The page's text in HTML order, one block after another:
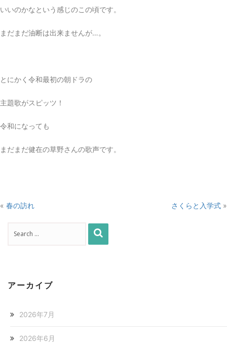
いいのかなという感じのこの頃です。
まだまだ油断は出来ませんが…。
とにかく令和最初の朝ドラの
主題歌がスピッツ！
令和になっても
まだまだ健在の草野さんの歌声です。
« 春の訪れ さくらと入学式 »
アーカイブ
2026年7月
2026年6月